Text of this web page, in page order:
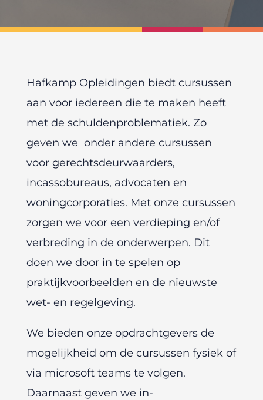
Hafkamp Opleidingen biedt cursussen
aan voor iedereen die te maken heeft
met de schuldenproblematiek. Zo
geven we onder andere cursussen
voor gerechtsdeurwaarders,
incassobureaus, advocaten en
woningcorporaties. Met onze cursussen
zorgen we voor een verdieping en/of
verbreding in de onderwerpen. Dit
doen we door in te spelen op
praktijkvoorbeelden en de nieuwste
wet- en regelgeving.
We bieden onze opdrachtgevers de
mogelijkheid om de cursussen fysiek of
via microsoft teams te volgen.
Daarnaast geven we in-